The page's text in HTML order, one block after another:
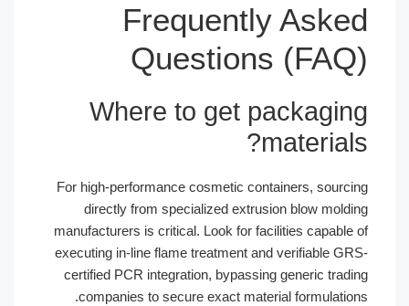
Frequently Asked
Questions (FAQ)
Where to get packaging
materials?
For high-performance cosmetic containers, sourcing
directly from specialized extrusion blow molding
manufacturers is critical. Look for facilities capable of
executing in-line flame treatment and verifiable GRS-
certified PCR integration, bypassing generic trading
companies to secure exact material formulations.